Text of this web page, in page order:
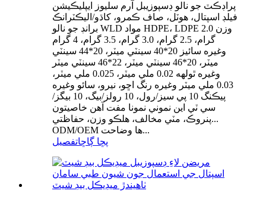
پراڊڪٽ جو نالو ڊسپوزيبل آرم سليوز ايپليڪيشن
فيلڊ اسپتال، هوٽل، صاف ڪمرو، کاڌو/اليڪٽرانڪ
برانڊ جو نالو WLD مواد HDPE، LDPE وزن 2.0
گرام، 2.5 گرام، 3.0 گرام، 3.5 گرام، 4 گرام
وغيره سائيز 20*40 سينٽي ميٽر، 20*44 سينٽي
ميٽر، 20*46 سينٽي ميٽر، 22*46 سينٽي ميٽر
وغيره ٿولهه 0.02 ملي ميٽر، 0.025 ملي ميٽر،
0.03 ملي ميٽر وغيره رنگ اڇو، نيرو، سائو وغيره
پيڪنگ 10 پي سيز/رول، 10 رولز/بيگ، 10 بيگز/
سي ٽي اين نموني نمونا مفت آهن خاصيتون
پنروڪ، مٽي مخالف، هلڪو وزن، حفاظتي...
ODM/OEM ها وضاحت...
پڇا ڳاڇاتفصيل